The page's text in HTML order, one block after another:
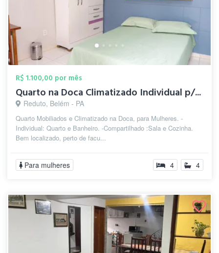
R$ 1.100,00 por mês
Quarto na Doca Climatizado Individual p/...
Reduto, Belém - PA
Quarto Mobiliados e Climatizado na Doca, para Mulheres. -
Individual: Quarto e Banheiro. -Compartilhado :Sala e Cozinha.
Bem localizado, perto de facu...
Para mulheres 4 4